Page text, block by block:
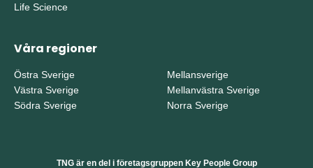
Life Science
Våra regioner
Östra Sverige
Västra Sverige
Södra Sverige
Mellansverige
Mellanvästra Sverige
Norra Sverige
TNG är en del i företagsgruppen Key People Group